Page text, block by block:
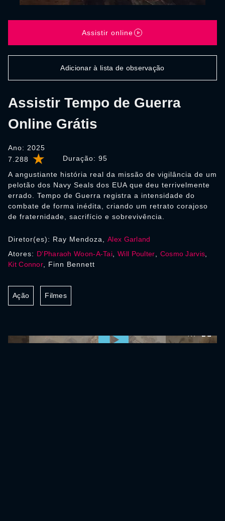
7.288 Duração: 95
Assistir Tempo de Guerra
Online Grátis
Ano: 2025
A angustiante história real da missão de vigilância de um
pelotão dos Navy Seals dos EUA que deu terrivelmente
errado. Tempo de Guerra registra a intensidade do
combate de forma inédita, criando um retrato corajoso
de fraternidade, sacrifício e sobrevivência.
Assistir online
Adicionar à lista de observação
Diretor(es): Ray Mendoza, Alex Garland
Atores: D'Pharaoh Woon-A-Tai Will Poulter Cosmo Jarvis
Kit Connor , Finn Bennett
Ação Filmes